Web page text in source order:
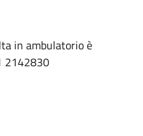
in ambulatorio è
2142830